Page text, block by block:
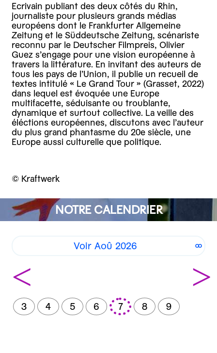
Ecrivain publiant des deux côtés du Rhin,
journaliste pour plusieurs grands médias
européens dont le Frankfurter Allgemeine
Zeitung et le Süddeutsche Zeitung, scénariste
reconnu par le Deutscher Filmpreis, Olivier
Guez s’engage pour une vision européenne à
travers la littérature. En invitant des auteurs de
tous les pays de l’Union, il publie un recueil de
textes intitulé « Le Grand Tour » (Grasset, 2022)
dans lequel est évoquée une Europe
multifacette, séduisante ou troublante,
dynamique et surtout collective. La veille des
éléctions européennes, discutons avec l’auteur
du plus grand phantasme du 20e siècle, une
Europe aussi culturelle que politique.
© Kraftwerk
NOTRE CALENDRIER
Voir Aoû 2026
< >
3 4 5 6 7 8 9